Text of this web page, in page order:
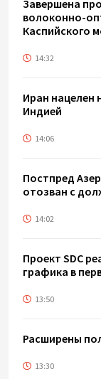
Завершена
волоконно-
Каспийского
14:32
Иран нацелен
Индией
14:06
Постпред
отозван с
14:02
Проект SDC
графика в
13:50
Расширены
13:30